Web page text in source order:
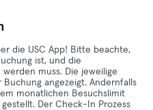
die USC App! Bitte beachte,
ist, und die
muss. Die jeweilige
angezeigt. Andernfalls
monatlichen Besuchslimit
Der Check-In Prozess